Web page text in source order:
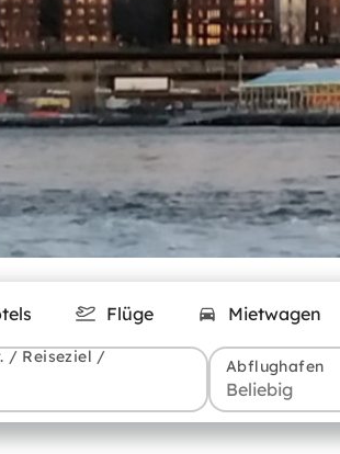
Flüge Mietwagen
/ Reiseziel /
Abflughafen